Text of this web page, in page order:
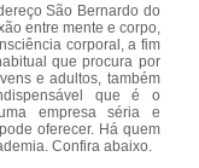
São Bernardo do
entre mente e corpo,
corporal, a fim
que procura por
e adultos, também
que é o
empresa séria e
oferecer. Há quem
Confira abaixo.